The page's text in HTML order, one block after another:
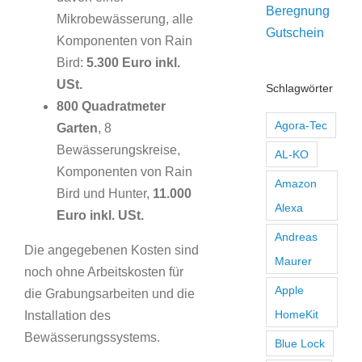
Mikrobewässerung, alle
Komponenten von Rain
Bird: 5.300 Euro inkl.
USt.
800 Quadratmeter
Garten, 8
Bewässerungskreise,
Komponenten von Rain
Bird und Hunter, 11.000
Euro inkl. USt.
Die angegebenen Kosten sind
noch ohne Arbeitskosten für
die Grabungsarbeiten und die
Installation des
Bewässerungssystems.
Schlagwörter
Agora-Tec
AL-KO
Amazon
Alexa
Andreas
Maurer
Apple
HomeKit
Blue Lock